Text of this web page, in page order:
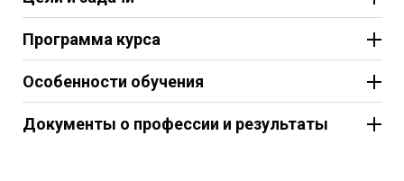
Программа курса
Особенности обучения
Документы о профессии и результаты